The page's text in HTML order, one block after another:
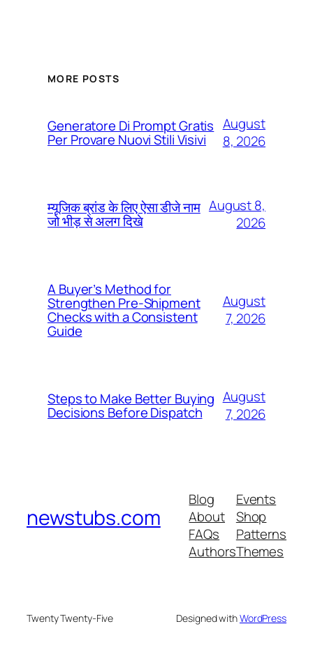
MORE POSTS
Generatore Di Prompt Gratis
Per Provare Nuovi Stili Visivi
August
8, 2026
म्यूजिक ब्रांड के लिए ऐसा डीजे नाम
जो भीड़ से अलग दिखे
August 8,
2026
A Buyer’s Method for
Strengthen Pre-Shipment
Checks with a Consistent
Guide
August
7, 2026
Steps to Make Better Buying
Decisions Before Dispatch
August
7, 2026
newstubs.com
Blog
About
FAQs
Authors
Events
Shop
Patterns
Themes
Twenty Twenty-Five Designed withWordPress